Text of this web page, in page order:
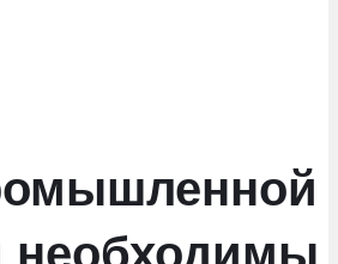
необходимы